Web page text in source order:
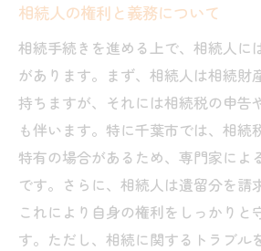
オンライン相談のメリット
地域に根ざした相談サー
相談前に準備すべきこと
相談後にすべきアクショ
相続トラブルを避けるための
円滑な相続のためのコミ
公正な遺産分割協議の進
トラブル防止のための法
相続人の権利と義務について
相続手続きを進める上で、相続人に
があります。まず、相続人は相続財
持ちますが、それには相続税の申告
も伴います。特に千葉市では、相続
特有の場合があるため、専門家によ
です。さらに、相続人は遺留分を請
これにより自身の権利をしっかりと
す。ただし、相続に関するトラブル